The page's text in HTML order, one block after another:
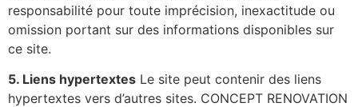
responsabilité pour toute imprécision, inexactitude ou
omission portant sur des informations disponibles sur
ce site.
5. Liens hypertextes Le site peut contenir des liens
hypertextes vers d’autres sites. CONCEPT RENOVATION